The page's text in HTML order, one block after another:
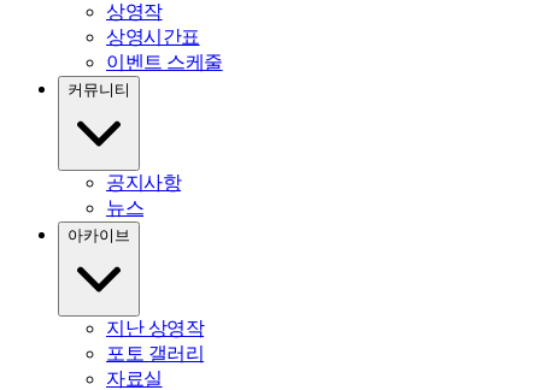
상영작
상영시간표
이벤트 스케줄
커뮤니티
공지사항
뉴스
아카이브
지난 상영작
포토 갤러리
자료실